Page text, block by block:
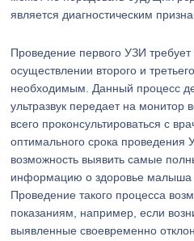
является диагностическим
Проведение первого УЗИ требует
осуществлении второго и
необходимым. Данный процесс
ультразвук передает на
всего проконсультироваться с
оптимального срока проведения
возможность выявить самые
информацию о здоровье
Проведение такого процесса
показаниям, например, если
выявленные своевременно